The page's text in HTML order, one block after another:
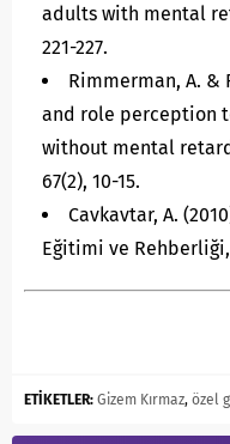
adults with mental
221-227.
Rimmerman, A. &
and role perception
without mental
67(2), 10-15.
Cavkavtar, A.
Eğitimi ve
ETİKETLER: Gizem Kırmaz, özel